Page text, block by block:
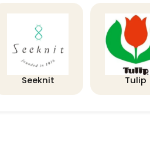
Seeknit Tulip